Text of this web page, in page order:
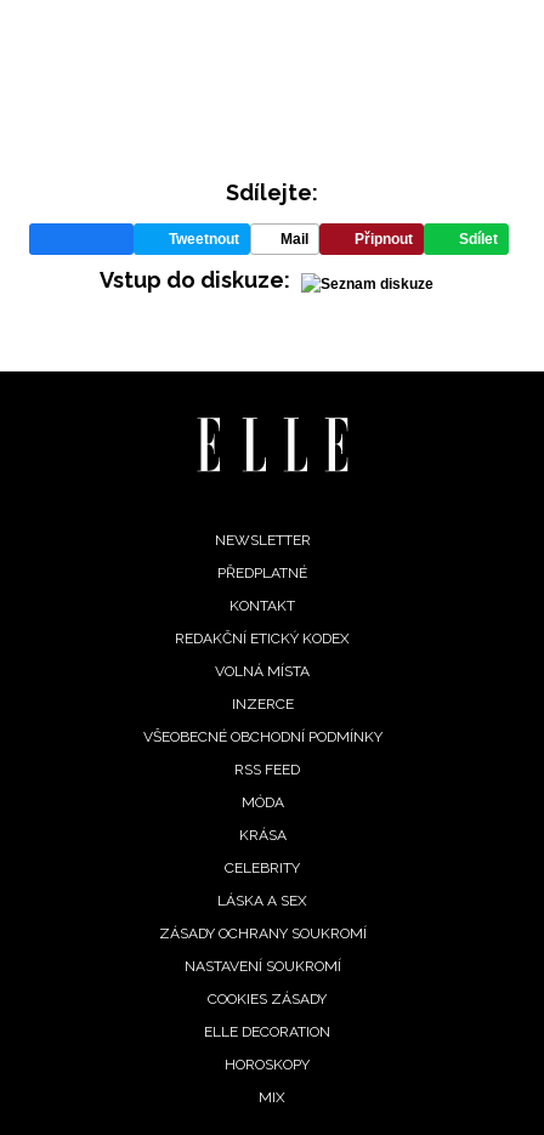
INFORMACE
Sdílejte:
Tweetnout Mail Připnout Sdílet
Vstup do diskuze:
NEWSLETTER
PŘEDPLATNÉ
KONTAKT
REDAKČNÍ ETICKÝ KODEX
VOLNÁ MÍSTA
INZERCE
VŠEOBECNÉ OBCHODNÍ PODMÍNKY
RSS FEED
MÓDA
KRÁSA
CELEBRITY
LÁSKA A SEX
ZÁSADY OCHRANY SOUKROMÍ
NASTAVENÍ SOUKROMÍ
COOKIES ZÁSADY
ELLE DECORATION
HOROSKOPY
MIX